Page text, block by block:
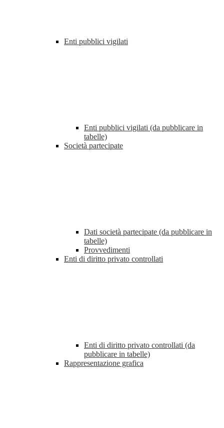
Enti pubblici vigilati
Enti pubblici vigilati (da pubblicare in
tabelle)
Società partecipate
Dati società partecipate (da pubblicare in
tabelle)
Provvedimenti
Enti di diritto privato controllati
Enti di diritto privato controllati (da
pubblicare in tabelle)
Rappresentazione grafica